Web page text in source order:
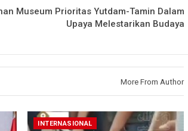
Museum Prioritas Yutdam-Tamin Dalam
Upaya Melestarikan Budaya
More From Author
INTERNASIONAL